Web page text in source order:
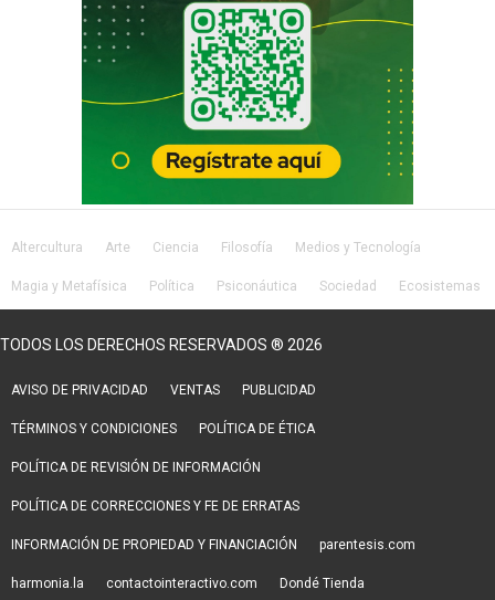
Altercultura Arte Ciencia Filosofía Medios y Tecnología
Magia y Metafísica Política Psiconáutica Sociedad Ecosistemas
TODOS LOS DERECHOS RESERVADOS ® 2026
AVISO DE PRIVACIDAD VENTAS PUBLICIDAD
TÉRMINOS Y CONDICIONES POLÍTICA DE ÉTICA
POLÍTICA DE REVISIÓN DE INFORMACIÓN
POLÍTICA DE CORRECCIONES Y FE DE ERRATAS
INFORMACIÓN DE PROPIEDAD Y FINANCIACIÓN parentesis.com
harmonia.la contactointeractivo.com Dondé Tienda